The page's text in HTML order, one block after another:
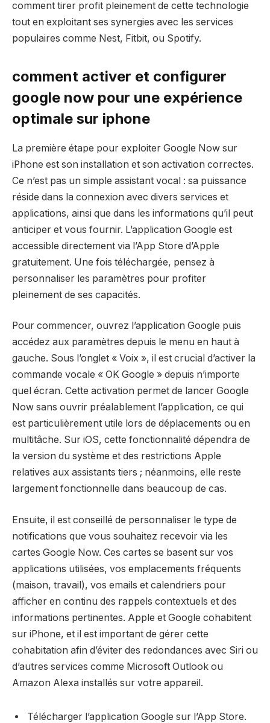
comment tirer profit pleinement de cette technologie
tout en exploitant ses synergies avec les services
populaires comme Nest, Fitbit, ou Spotify.
comment activer et configurer
google now pour une expérience
optimale sur iphone
La première étape pour exploiter Google Now sur
iPhone est son installation et son activation correctes.
Ce n’est pas un simple assistant vocal : sa puissance
réside dans la connexion avec divers services et
applications, ainsi que dans les informations qu’il peut
anticiper et vous fournir. L’application Google est
accessible directement via l’App Store d’Apple
gratuitement. Une fois téléchargée, pensez à
personnaliser les paramètres pour profiter
pleinement de ses capacités.
Pour commencer, ouvrez l’application Google puis
accédez aux paramètres depuis le menu en haut à
gauche. Sous l’onglet « Voix », il est crucial d’activer la
commande vocale « OK Google » depuis n’importe
quel écran. Cette activation permet de lancer Google
Now sans ouvrir préalablement l’application, ce qui
est particulièrement utile lors de déplacements ou en
multitâche. Sur iOS, cette fonctionnalité dépendra de
la version du système et des restrictions Apple
relatives aux assistants tiers ; néanmoins, elle reste
largement fonctionnelle dans beaucoup de cas.
Ensuite, il est conseillé de personnaliser le type de
notifications que vous souhaitez recevoir via les
cartes Google Now. Ces cartes se basent sur vos
applications utilisées, vos emplacements fréquents
(maison, travail), vos emails et calendriers pour
afficher en continu des rappels contextuels et des
informations pertinentes. Apple et Google cohabitent
sur iPhone, et il est important de gérer cette
cohabitation afin d’éviter des redondances avec Siri ou
d’autres services comme Microsoft Outlook ou
Amazon Alexa installés sur votre appareil.
Télécharger l’application Google sur l’App Store.